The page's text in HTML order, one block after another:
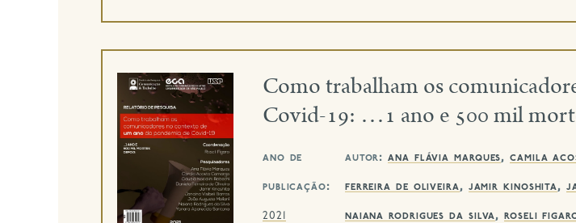
Como trabalham os
Covid-19: …1 ano e 500 mil
ano de
publicação:
2021
autor: ana flávia marques,camila
ferreira de oliveira, jamir kinoshita,
naiana rodrigues da silva,roseli